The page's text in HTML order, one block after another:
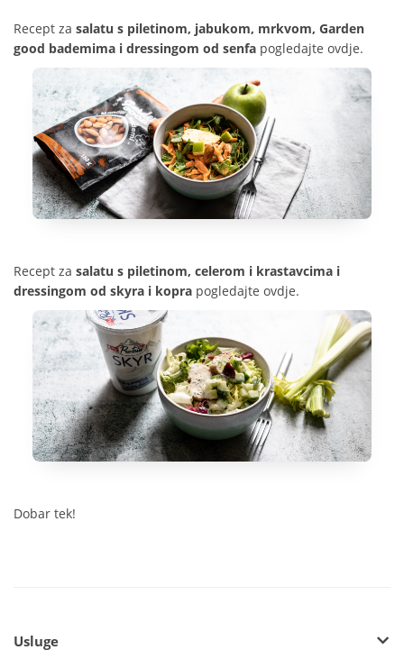
Recept za salatu s piletinom, jabukom, mrkvom, Garden
good bademima i dressingom od senfa pogledajte ovdje.
Recept za salatu s piletinom, celerom i krastavcima i
dressingom od skyra i kopra pogledajte ovdje.
Dobar tek!
Usluge